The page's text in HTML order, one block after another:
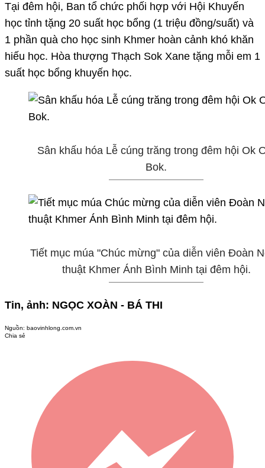
Tại đêm hội, Ban tổ chức phối hợp với Hội Khuyến
học tỉnh tặng 20 suất học bổng (1 triệu đồng/suất) và
1 phần quà cho học sinh Khmer hoàn cảnh khó khăn
hiếu học. Hòa thượng Thạch Sok Xane tặng mỗi em 1
suất học bổng khuyến học.
Sân khấu hóa Lễ cúng trăng trong đêm hội Ok
Bok.
Tiết mục múa "Chúc mừng" của diễn viên Đoàn
thuật Khmer Ánh Bình Minh tại đêm hội.
Tin, ảnh: NGỌC XOÀN - BÁ THI
Nguồn: baovinhlong.com.vn
Chia sẻ